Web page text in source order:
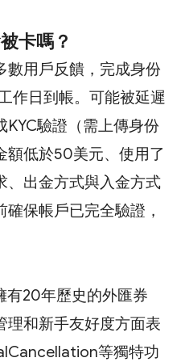
卡嗎？
數用戶反饋，完成身份
作日到帳。可能被延遲
KYC驗證（需上傳身份
額低於50美元、使用了
、出金方式與入金方式
保帳戶已完全驗證，
20年歷史的外匯券
理和新手友好度方面表
等獨特功